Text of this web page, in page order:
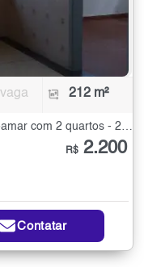
212 m²
Apartamento para Alugar no Jardim Joamar com 2 quartos - 212 m²
R$ 2.200
Contatar